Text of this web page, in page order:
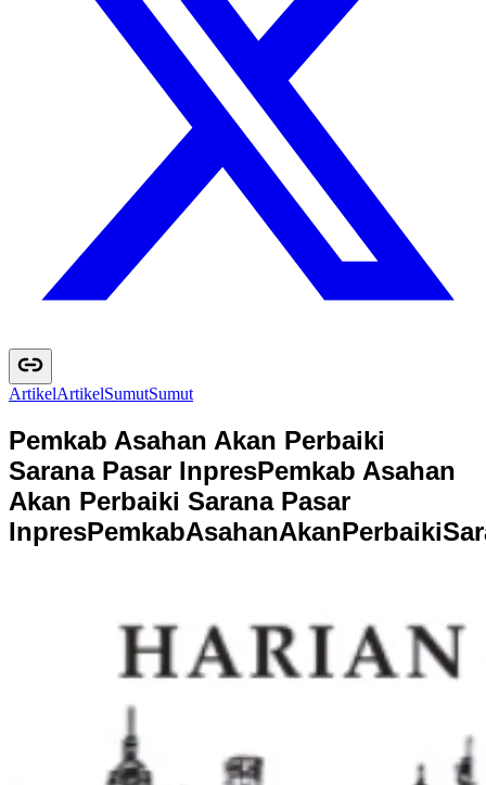
ArtikelArtikelSumutSumut
Pemkab Asahan Akan Perbaiki
Sarana Pasar InpresPemkab Asahan
Akan Perbaiki Sarana Pasar
InpresPemkabAsahanAkanPerbaikiSar